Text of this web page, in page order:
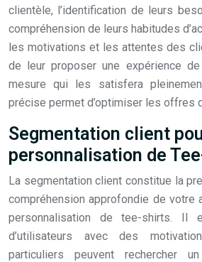
clientèle, l’identification de leurs
compréhension de leurs habitudes
les motivations et les attentes des
de leur proposer une expérience
mesure qui les satisfera
précise permet d’optimiser les offres
Segmentation client
personnalisation de
La segmentation client constitue la
compréhension approfondie de votre
personnalisation de tee-shirts. Il
d’utilisateurs avec des
particuliers peuvent rechercher